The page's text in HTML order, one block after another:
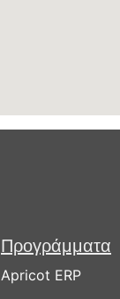
Προγράμματα
Apricot ERP